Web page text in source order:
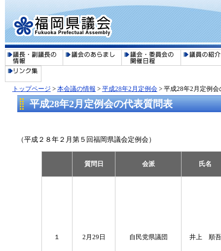
トップページ > 本会議の情報 > 平成28年2月定例会> 平成28年2月定例会
平成28年2月定例会の代表質問表
（平成２８年２月第５回福岡県議会定例会）
質問日 会派 氏名
１ 2月29日 自民党県議団 井上 順吾